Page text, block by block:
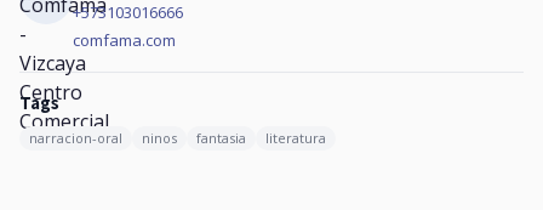
+573103016666
comfama.com
Tags
narracion-oral ninos fantasia literatura